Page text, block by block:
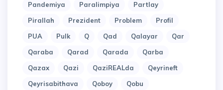
Pandemiya
Paralimpiya
Partlay
Pirallah
Prezident Problem
Profil
PUA
Pulk Q Qad Qalayar
Qar
Qaraba
Qarad Qarada
Qarba
Qazax
Qazi QaziREALda
Qeyrineft
Qeyrisabithava
Qoboy
Qobu